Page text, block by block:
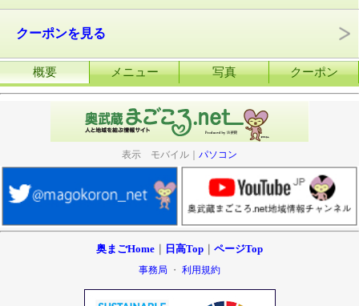
クーポンを見る
概要 メニュー 写真 クーポン
表示 モバイル｜ パソコン
奥まごHome 日高Top ページTop
事務局 ・ 利用規約